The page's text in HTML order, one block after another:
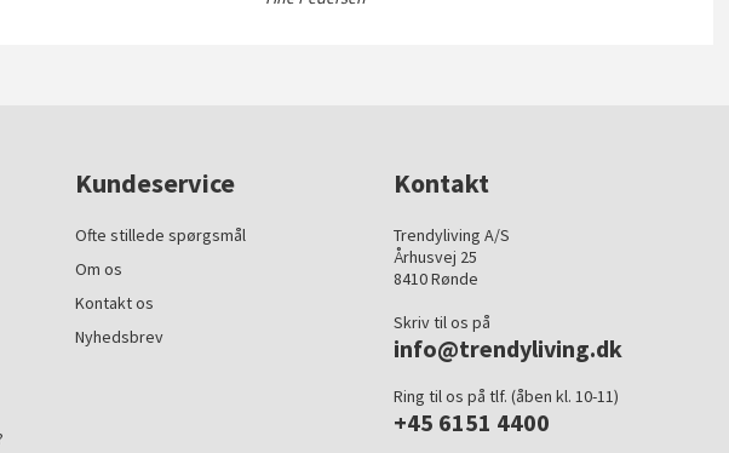
Kundeservice
Ofte stillede spørgsmål
Om os
Kontakt os
Nyhedsbrev
Kontakt
Trendyliving A/S
Århusvej 25
8410 Rønde
Skriv til os på
info@trendyliving.dk
Ring til os på tlf. (åben kl. 10-11)
+45 6151 4400